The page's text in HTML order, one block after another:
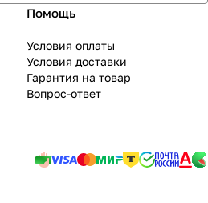
Помощь
Условия оплаты
Условия доставки
Гарантия на товар
Вопрос-ответ